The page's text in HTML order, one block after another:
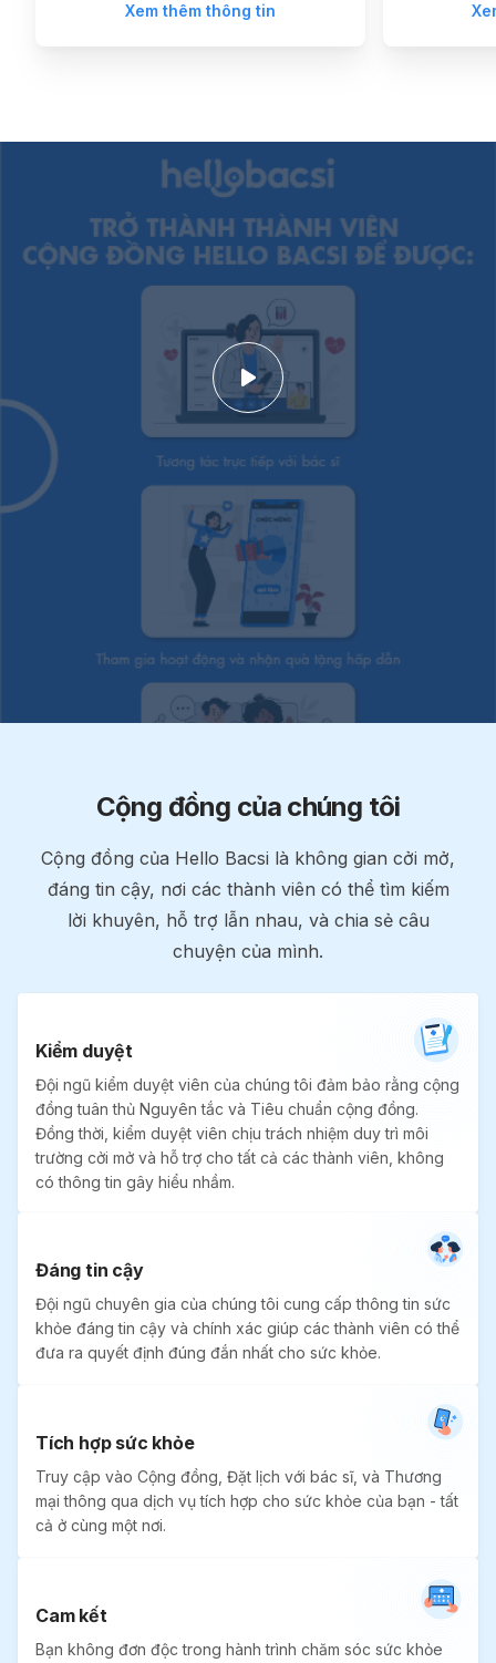
Xem thêm thông tin
Cộng đồng của chúng tôi
Cộng đồng của Hello Bacsi là không gian cởi mở,
đáng tin cậy, nơi các thành viên có thể tìm kiếm
lời khuyên, hỗ trợ lẫn nhau, và chia sẻ câu
chuyện của mình.
Kiểm duyệt
Đội ngũ kiểm duyệt viên của chúng tôi đảm bảo rằng cộng
đồng tuân thủ Nguyên tắc và Tiêu chuẩn cộng đồng.
Đồng thời, kiểm duyệt viên chịu trách nhiệm duy trì môi
trường cởi mở và hỗ trợ cho tất cả các thành viên, không
có thông tin gây hiểu nhầm.
Đáng tin cậy
Đội ngũ chuyên gia của chúng tôi cung cấp thông tin sức
khỏe đáng tin cậy và chính xác giúp các thành viên có thể
đưa ra quyết định đúng đắn nhất cho sức khỏe.
Tích hợp sức khỏe
Truy cập vào Cộng đồng, Đặt lịch với bác sĩ, và Thương
mại thông qua dịch vụ tích hợp cho sức khỏe của bạn - tất
cả ở cùng một nơi.
Cam kết
Bạn không đơn độc trong hành trình chăm sóc sức khỏe